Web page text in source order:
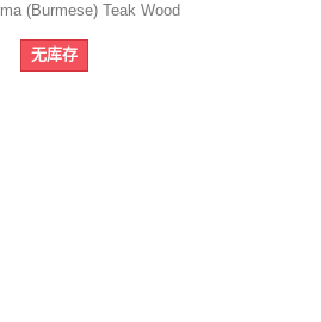
(Burmese) Teak Wood
无库存